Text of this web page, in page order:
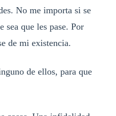
No me importa si se
sea que les pase. Por
de mi existencia.
de ellos, para que